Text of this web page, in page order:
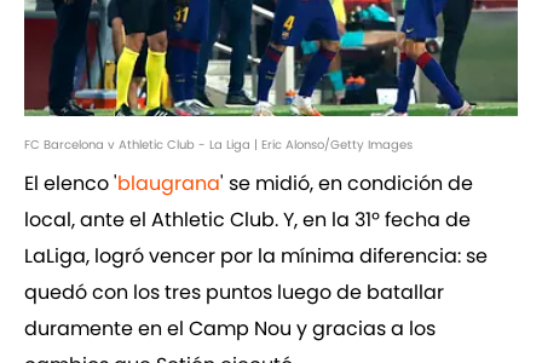
FC Barcelona v Athletic Club - La Liga | Eric Alonso/Getty Images
El elenco 'blaugrana' se midió, en condición de
local, ante el Athletic Club. Y, en la 31º fecha de
LaLiga, logró vencer por la mínima diferencia: se
quedó con los tres puntos luego de batallar
duramente en el Camp Nou y gracias a los